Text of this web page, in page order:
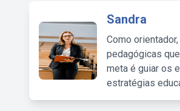
Sandra
Como
pedagógicas
meta é guiar os
estratégias